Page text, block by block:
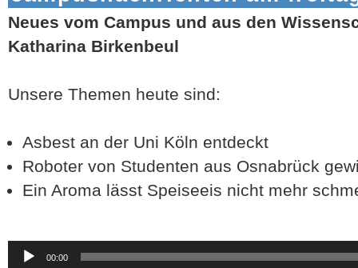
Neues vom Campus und aus den
Katharina Birkenbeul
Unsere Themen heute sind:
Asbest an der Uni Köln entdeckt
Roboter von Studenten aus Osnabrück
Ein Aroma lässt Speiseeis nicht mehr
Audio-
Player
00:00